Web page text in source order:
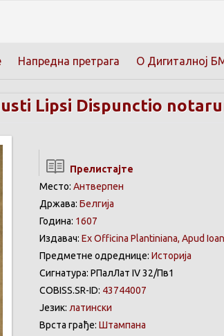
Напредна претрага О Дигиталној
Lipsi Dispunctio
Прелистајте
Место: Антверпен
Држава: Белгија
Година: 1607
Издавач: Ex Officina Plantiniana, Apud
Предметне одреднице: Историја
Сигнатура: РПалЛат IV 32/Пв1
COBISS.SR-ID: 43744007
Језик: латински
Врста грађе: Штампана